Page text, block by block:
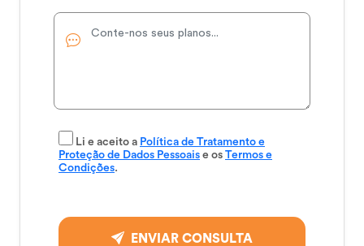
Li e aceito a Política de Tratamento e
Proteção de Dados Pessoais e os Termos e
Condições.
ENVIAR CONSULTA